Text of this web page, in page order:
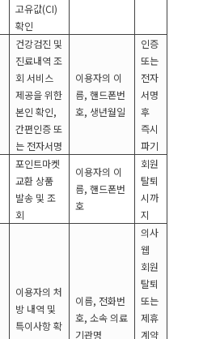
고유값(CI)
확인
건강검진 및
진료내역 조
회 서비스
제공을 위한
본인 확인,
간편인증 또
는 전자서명
이용자의 이
름,핸드폰번
호, 생년월일
인증
또는
전자
서명
후
즉시
파기
포인트마켓
교환 상품
발송 및 조
회
이용자의 이
름,핸드폰번
호
회원
탈퇴
시까
지
이용자의 처
방 내역 및
특이사항 확
이름, 전화번
호,소속 의료
기관명
의사
웹
회원
탈퇴
또는
제휴
계약